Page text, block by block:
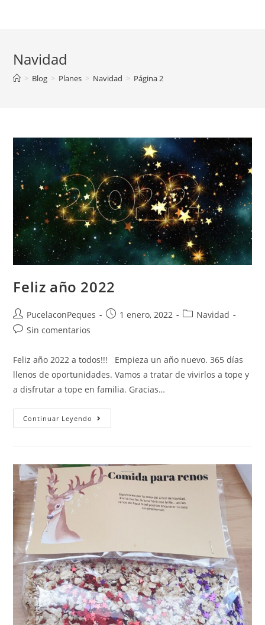
Navidad
> Blog > Planes > Navidad > Página 2
Feliz año 2022
PucelaconPeques 1 enero, 2022
Navidad
Sin comentarios
Feliz año 2022 a todos!!! Empieza un año nuevo. 365 días
llenos de oportunidades. Vamos a tratar de vivirlos a tope y
a disfrutar a tope en familia. Gracias…
Continuar Leyendo